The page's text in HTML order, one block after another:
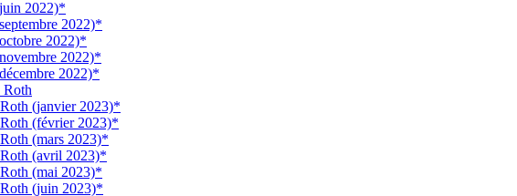
2022)*
2022)*
2022)*
2022)*
2022)*
Roth
(janvier 2023)*
(février 2023)*
(mars 2023)*
(avril 2023)*
(mai 2023)*
(juin 2023)*